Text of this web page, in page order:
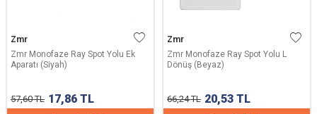
Zmr
Zmr Monofaze Ray Spot Yolu Ek
Aparatı (Siyah)
57,60TL 17,86 TL
Zmr
Zmr Monofaze Ray Spot Yolu L
Dönüş (Beyaz)
66,24TL 20,53 TL